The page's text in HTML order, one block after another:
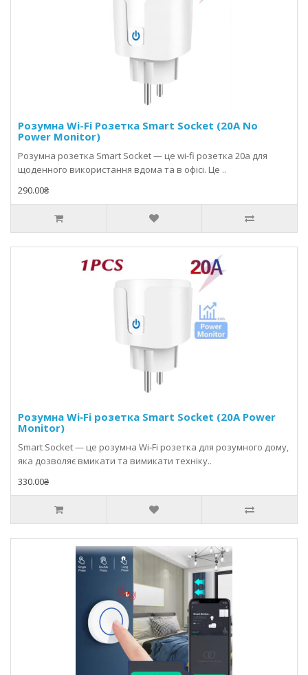
Розумна Wi-Fi Розетка Smart Socket (20A No
Power Monitor)
Розумна розетка Smart Socket — це wi-fi розетка 20a для
щоденного використання вдома та в офісі. Це ..
290.00₴
Розумна Wi‑Fi розетка Smart Socket (20A Power
Monitor)
Smart Socket — це розумна Wi‑Fi розетка для розумного дому,
яка дозволяє вмикати та вимикати техніку..
330.00₴